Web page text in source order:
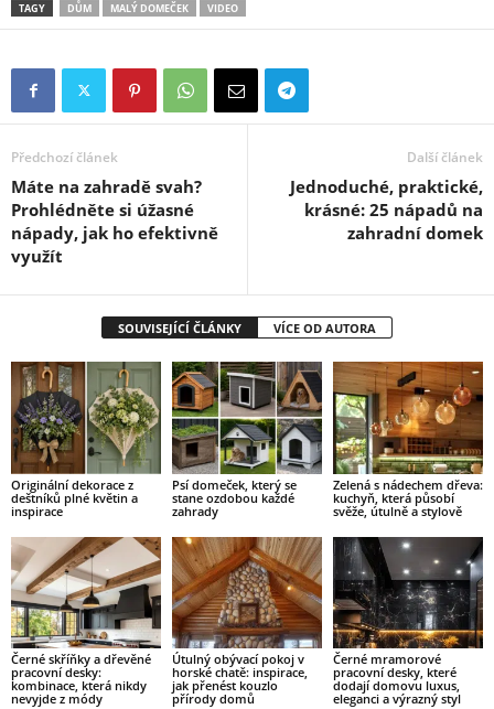
TAGY DŮM MALÝ DOMEČEK VIDEO
Předchozí článek
Máte na zahradě svah?
Prohlédněte si úžasné
nápady, jak ho efektivně
využít
Další článek
Jednoduché, praktické,
krásné: 25 nápadů na
zahradní domek
SOUVISEJÍCÍ ČLÁNKY VÍCE OD AUTORA
Originální dekorace z
deštníků plné květin a
inspirace
Psí domeček, který se
stane ozdobou každé
zahrady
Zelená s nádechem dřeva:
kuchyň, která působí
svěže, útulně a stylově
Černé skříňky a dřevěné
pracovní desky:
kombinace, která nikdy
nevyjde z módy
Útulný obývací pokoj v
horské chatě: inspirace,
jak přenést kouzlo
přírody domů
Černé mramorové
pracovní desky, které
dodají domovu luxus,
eleganci a výrazný styl